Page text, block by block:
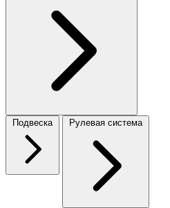
Подвеска Рулевая система